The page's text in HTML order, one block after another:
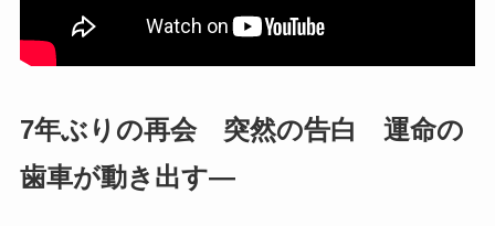
7年ぶりの再会 突然の告白 運命の
歯車が動き出す―